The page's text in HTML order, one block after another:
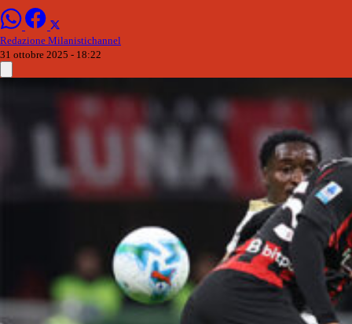
Redazione Milanistichannel
31 ottobre 2025 - 18:22